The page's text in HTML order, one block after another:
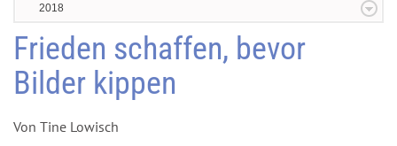
2018
Frieden schaffen, bevor
Bilder kippen
Von Tine Lowisch